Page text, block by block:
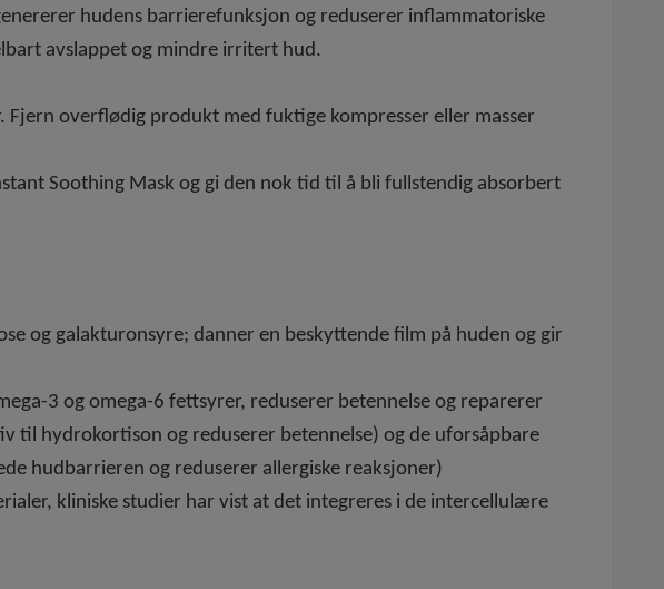
hudens barrierefunksjon og reduserer inflammatoriske
avslappet og mindre irritert hud.
overflødig produkt med fuktige kompresser eller masser
Soothing Mask og gi den nok tid til å bli fullstendig absorbert
og galakturonsyre; danner en beskyttende film på huden og gir
3 og omega-6 fettsyrer, reduserer betennelse og reparerer
til hydrokortison og reduserer betennelse) og de uforsåpbare
hudbarrieren og reduserer allergiske reaksjoner)
kliniske studier har vist at det integreres i de intercellulære